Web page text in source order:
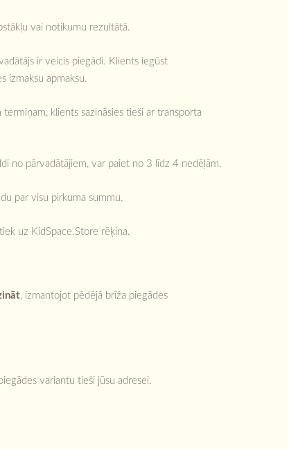
vai notikumu rezultātā.
ir veicis piegādi. Klients iegūst
izmaksu apmaksu.
klients sazināsies tieši ar transporta
no pārvadātājiem, var paiet no 3 līdz 4 nedēļām.
par visu pirkuma summu.
uz KidSpace.Store rēķina.
, izmantojot pēdējā brīža piegādes
variantu tieši jūsu adresei.